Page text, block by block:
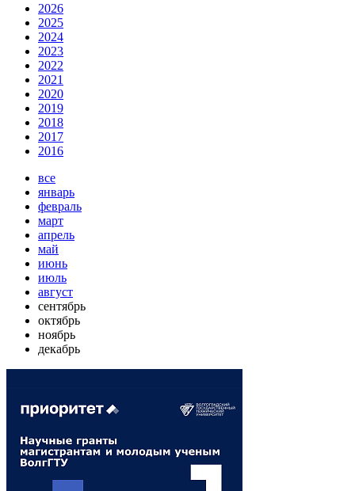
2026
2025
2024
2023
2022
2021
2020
2019
2018
2017
2016
все
январь
февраль
март
апрель
май
июнь
июль
август
сентябрь
октябрь
ноябрь
декабрь